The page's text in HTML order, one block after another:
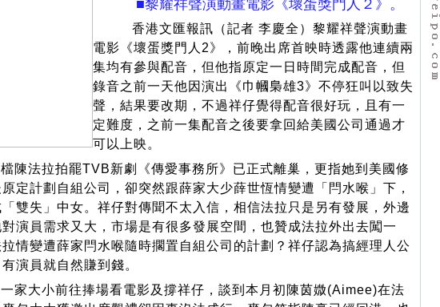
■黎耀祥聲演動畫電影《壞蛋獎門人２》。
香港文匯報訊（記者 李慶全）黎耀祥聲演動畫
電影《壞蛋獎門人2》，前晚出席首映時透露他連續兩
集均有參與配音，但他指原定一日時間完成配音，但
錄音之前一天他因演出《巾幗梟雄3》不停狂叫以致失
聲，結果要改期，不過祥仔覺得配音很好玩，且有一
定難度，之前一集配音之後要拿回給美國公司通過才
可以上映。
陳法拉拍罷TVB新劇《傳愛事務所》已正式離巢，更指她到美國修
定計劃自組公司，卻突然跟薛家大少薛世恆情變遭「閂水喉」下，
雙失」中女。祥仔對傳聞不太入信，相信法拉只是另有發展，外邊
演員需求又大，市場是有很多發展空間，也贊成法拉外出去闖一
情變遭薛家閂水喉隨時擱置自組公司的計劃？祥仔認為搞經理人公
演員就自然賺到錢。
家大小前往捧場看電影及撐祥仔，談到本月初陳茵媺(Aimee)在法